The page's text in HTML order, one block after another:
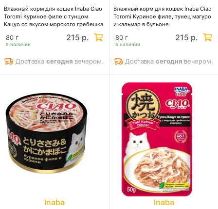
Влажный корм для кошек Inaba Ciao
Toromi Куриное филе с тунцом
Кацуо со вкусом морского гребешка
в наличии
80 г 215 р.
Доставкасегодня вечером.
Влажный корм для кошек Inaba Ciao
Toromi Куриное филе, тунец магуро
и кальмар в бульоне
в наличии
80 г 215 р.
Доставкасегодня вечером.
Inaba Inaba